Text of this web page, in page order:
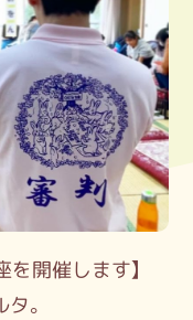
開催します】
。